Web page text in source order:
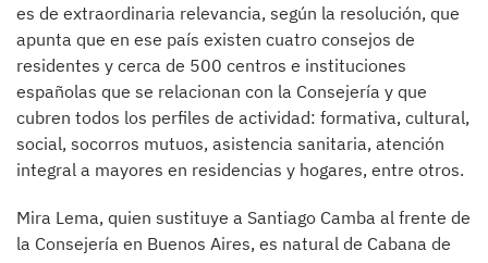
es de extraordinaria relevancia, según la resolución, que
apunta que en ese país existen cuatro consejos de
residentes y cerca de 500 centros e instituciones
españolas que se relacionan con la Consejería y que
cubren todos los perfiles de actividad: formativa, cultural,
social, socorros mutuos, asistencia sanitaria, atención
integral a mayores en residencias y hogares, entre otros.
Mira Lema, quien sustituye a Santiago Camba al frente de
la Consejería en Buenos Aires, es natural de Cabana de